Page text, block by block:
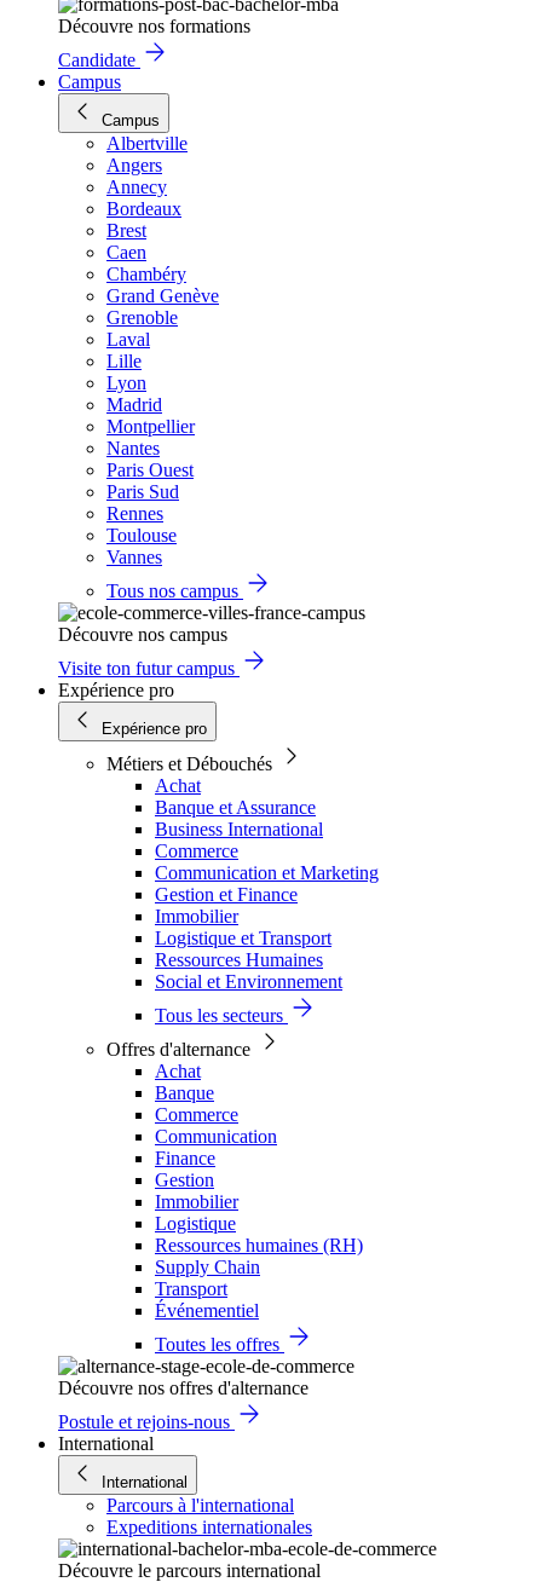
Découvre nos formations
Candidate
Campus
Campus
Albertville
Angers
Annecy
Bordeaux
Brest
Caen
Chambéry
Grand Genève
Grenoble
Laval
Lille
Lyon
Madrid
Montpellier
Nantes
Paris Ouest
Paris Sud
Rennes
Toulouse
Vannes
Tous nos campus
Découvre nos campus
Visite ton futur campus
Expérience pro
Expérience pro
Métiers et Débouchés
Achat
Banque et Assurance
Business International
Commerce
Communication et Marketing
Gestion et Finance
Immobilier
Logistique et Transport
Ressources Humaines
Social et Environnement
Tous les secteurs
Offres d'alternance
Achat
Banque
Commerce
Communication
Finance
Gestion
Immobilier
Logistique
Ressources humaines (RH)
Supply Chain
Transport
Événementiel
Toutes les offres
Découvre nos offres d'alternance
Postule et rejoins-nous
International
International
Parcours à l'international
Expeditions internationales
Découvre le parcours international